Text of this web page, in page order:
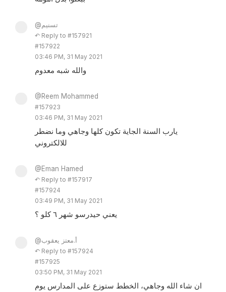
@تسنيم
↶ Reply to #157921
#157922
03:46 PM, 31 May 2021
والله شبه معدوم
@Reem Mohammed
#157923
03:46 PM, 31 May 2021
يارب السنة الجاية تكون كلها وجاهي وما نضطر
للالكتروني
@Eman Hamed
↶ Reply to #157917
#157924
03:49 PM, 31 May 2021
يعني حيدرسو شهر ٦ كلو ؟
@أ.معتز يعقوب
↶ Reply to #157924
#157925
03:50 PM, 31 May 2021
ان شاء الله وجاهي، الخطط ستوزع على المدارس يوم